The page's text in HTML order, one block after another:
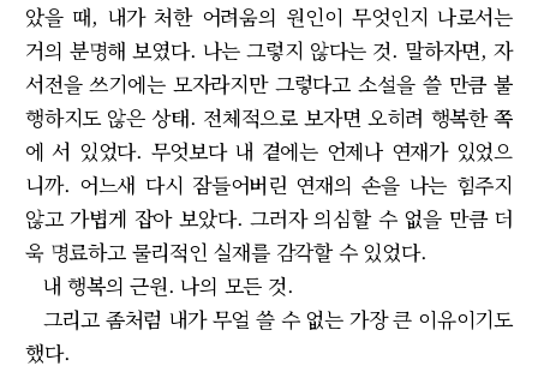
았을 때, 내가 처한 어려움의 원인이 무엇인지 나로서는
거의 분명해 보였다. 나는 그렇지 않다는 것. 말하자면, 자
서전을 쓰기에는 모자라지만 그렇다고 소설을 쓸 만큼 불
행하지도 않은 상태. 전체적으로 보자면 오히려 행복한 쪽
에 서 있었다. 무엇보다 내 곁에는 언제나 연재가 있었으
니까. 어느새 다시 잠들어버린 연재의 손을 나는 힘주지
않고 가볍게 잡아 보았다. 그러자 의심할 수 없을 만큼 더
욱 명료하고 물리적인 실재를 감각할 수 있었다.
내 행복의 근원. 나의 모든 것.
그리고 좀처럼 내가 무얼 쓸 수 없는 가장 큰 이유이기도
했다.